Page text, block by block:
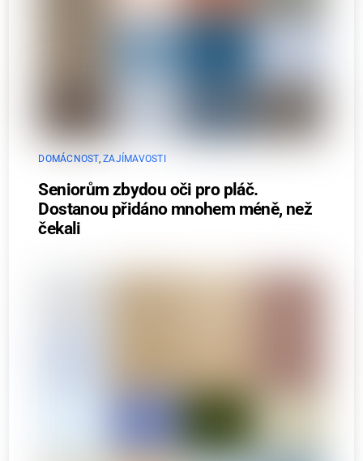
DOMÁCNOST,ZAJÍMAVOSTI
Seniorům zbydou oči pro pláč.
Dostanou přidáno mnohem méně, než
čekali